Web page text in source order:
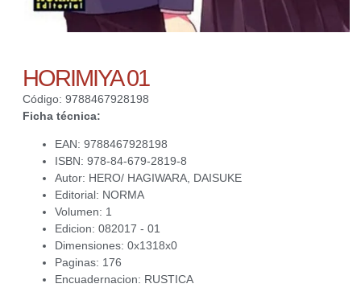
HORIMIYA 01
Código: 9788467928198
Ficha técnica:
EAN: 9788467928198
ISBN: 978-84-679-2819-8
Autor: HERO/ HAGIWARA, DAISUKE
Editorial: NORMA
Volumen: 1
Edicion: 082017 - 01
Dimensiones: 0x1318x0
Paginas: 176
Encuadernacion: RUSTICA